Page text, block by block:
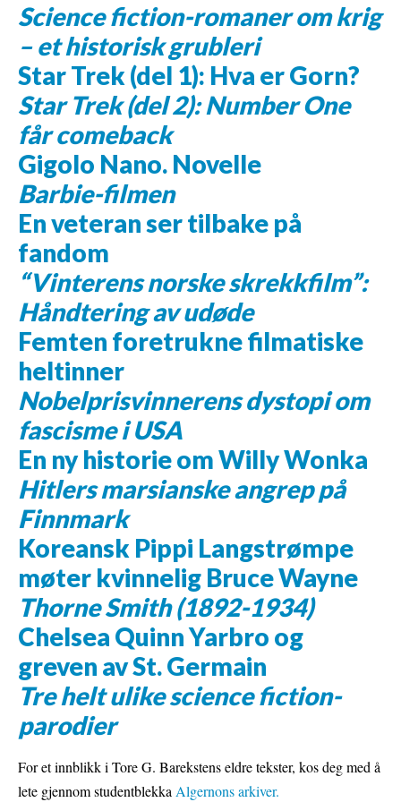
Science fiction-romaner om krig
– et historisk grubleri
Star Trek (del 1): Hva er Gorn?
Star Trek (del 2): Number One
får comeback
Gigolo Nano. Novelle
Barbie-filmen
En veteran ser tilbake på
fandom
“Vinterens norske skrekkfilm”:
Håndtering av udøde
Femten foretrukne filmatiske
heltinner
Nobelprisvinnerens dystopi om
fascisme i USA
En ny historie om Willy Wonka
Hitlers marsianske angrep på
Finnmark
Koreansk Pippi Langstrømpe
møter kvinnelig Bruce Wayne
Thorne Smith (1892-1934)
Chelsea Quinn Yarbro og
greven av St. Germain
Tre helt ulike science fiction-
parodier
For et innblikk i Tore G. Barekstens eldre tekster, kos deg med å
lete gjennom studentblekkaAlgernons arkiver.